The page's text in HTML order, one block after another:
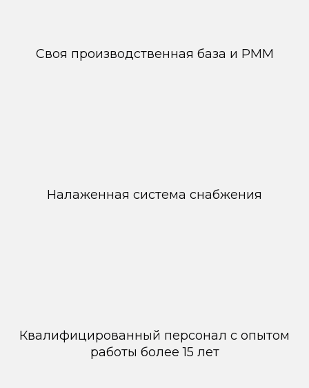
Своя производственная база и РММ
Налаженная система снабжения
Квалифицированный персонал с опытом
работы более 15 лет